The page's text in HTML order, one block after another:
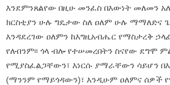
እንደምንጸልየው በዚሁ መንፈስ በእውነት መለመን
ክርስቲያን ሁሉ ግዴታው ስለ ዐለም ሁሉ ማማለድና
እንዳደረገው ዐለምን ከእግዚአብሔር የማስታረቅ
የለብንም፡፡ ጎላ ብሎ የተሠመረበትን ስናየው ደግሞ
የሚያስፈልጋቸውን፣ እነርሱ ያማራቸውን ሳይሆን
(ማንንም የማይጎዳውን)፣ እንዲሁም ዐለምና ሰዎች